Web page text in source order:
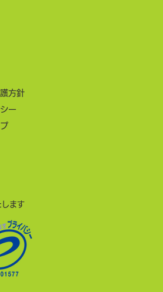
方針
ー
ます